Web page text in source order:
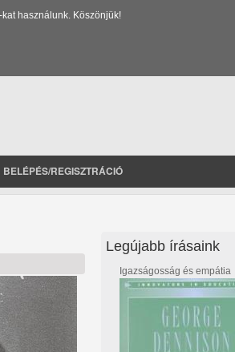
használunk. Köszönjük!
BELÉPÉS/REGISZTRÁCIÓ
Legújabb írásaink
Igazságosság és empátia